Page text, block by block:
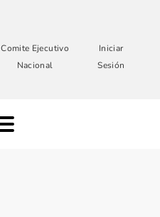
Comite Ejecutivo
Nacional
Iniciar
Sesión